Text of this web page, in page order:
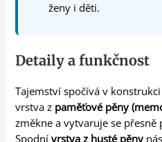
ženy i děti.
Detaily a funkčnost
Tajemství spočívá v
vrstva z paměťové pěny
změkne a vytvaruje se přesně
Spodnívrstva z husté pěny